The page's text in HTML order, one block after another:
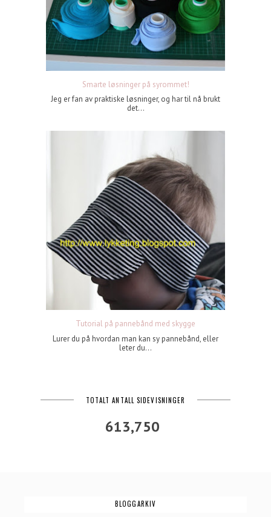
Smarte løsninger på syrommet!
Jeg er fan av praktiske løsninger, og har til nå brukt
det...
Tutorial på pannebånd med skygge
Lurer du på hvordan man kan sy pannebånd, eller
leter du...
TOTALT ANTALL SIDEVISNINGER
613,750
BLOGGARKIV